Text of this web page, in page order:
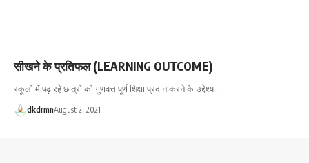
सीखने के प्रतिफल (LEARNING OUTCOME)
स्कूलों में पढ़ रहे छात्रों को गुणवत्तापूर्ण शिक्षा प्रदान करने के उद्देश्य…
dkdrmnAugust 2, 2021